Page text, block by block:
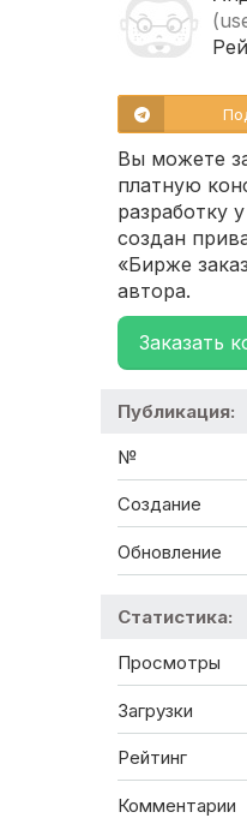
Вы можете
платную
разработку
создан
«Бирже
автора.
Заказать
Публикация:
№
Создание
Обновление
Статистика:
Просмотры
Загрузки
Рейтинг
Комментарии